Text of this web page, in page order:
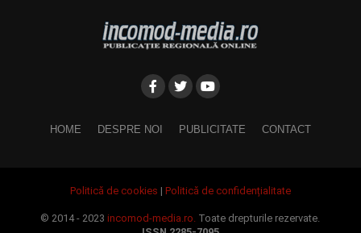
HOME DESPRE NOI PUBLICITATE CONTACT
Politică de cookies | Politică de confidențialitate
© 2014 - 2023incomod-media.ro. Toate drepturile rezervate.